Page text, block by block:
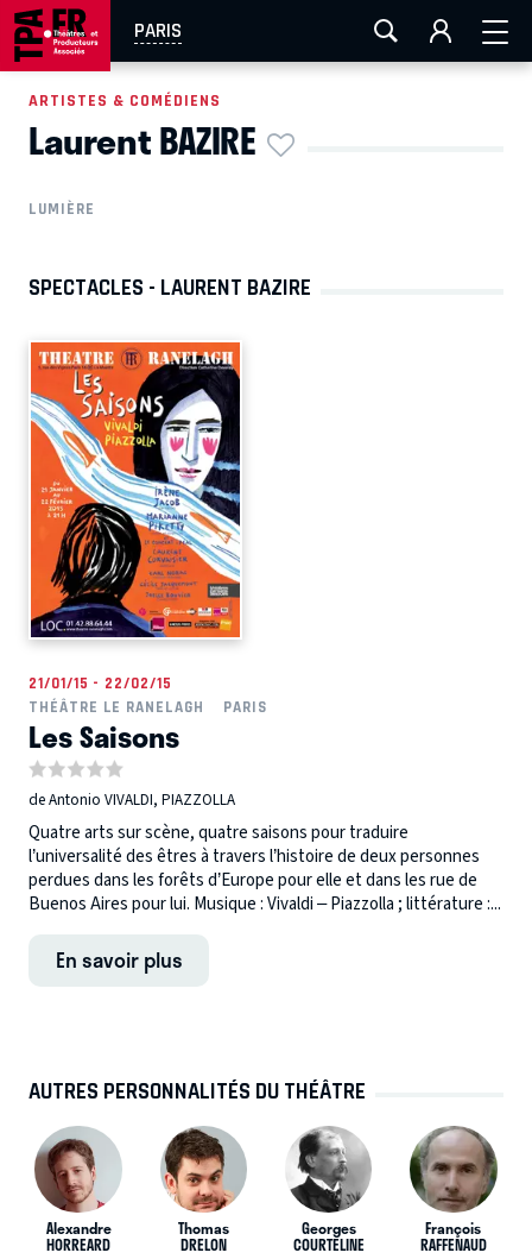
PARIS
AIX-MARSEILLE LA ROCHELLE
EN TOURNÉE
ARTISTES & COMÉDIENS
Laurent BAZIRE
LUMIÈRE
SPECTACLES - LAURENT BAZIRE
21/01/15 - 22/02/15
THÉÂTRE LE RANELAGH
PARIS
Les Saisons
de Antonio VIVALDI, PIAZZOLLA
Quatre arts sur scène, quatre saisons pour traduire
l’universalité des êtres à travers l’histoire de deux personnes
perdues dans les forêts d’Europe pour elle et dans les rue de
Buenos Aires pour lui. Musique : Vivaldi – Piazzolla ; littérature :...
En savoir plus
AUTRES PERSONNALITÉS DU THÉÂTRE
Alexandre
HORREARD
Thomas
DRELON
Georges
COURTELINE
François
RAFFENAUD